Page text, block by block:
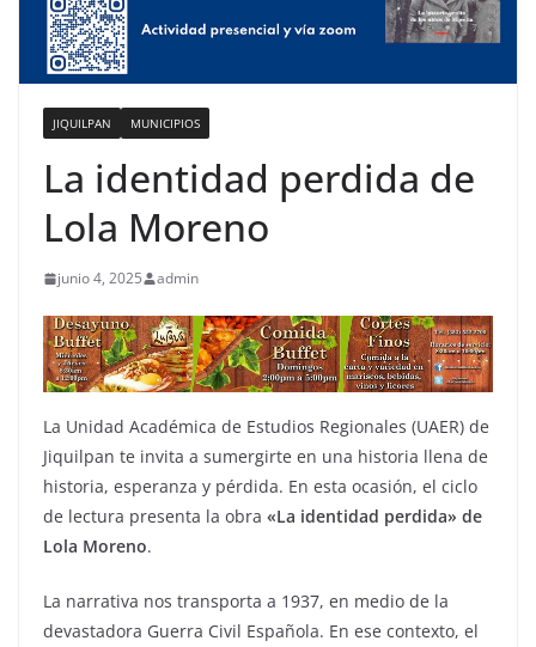
JIQUILPAN MUNICIPIOS
La identidad perdida de
Lola Moreno
junio 4, 2025 admin
La Unidad Académica de Estudios Regionales (UAER) de
Jiquilpan te invita a sumergirte en una historia llena de
historia, esperanza y pérdida. En esta ocasión, el ciclo
de lectura presenta la obra «La identidad perdida» de
Lola Moreno.
La narrativa nos transporta a 1937, en medio de la
devastadora Guerra Civil Española. En ese contexto, el